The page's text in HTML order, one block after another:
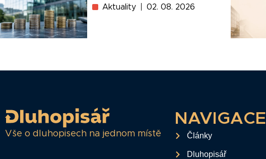
Aktuality 02. 08. 2026
Vše o dluhopisech na jednom místě
NAVIGACE
Články
Dluhopisář